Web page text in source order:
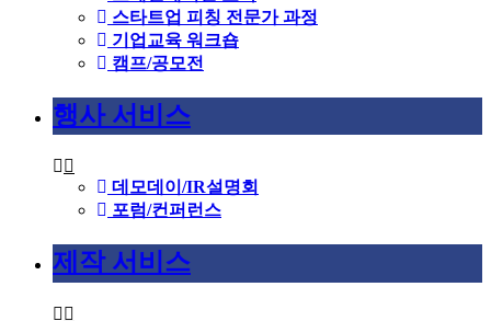
스타트업 피칭 전문가 과정
기업교육 워크숍
캠프/공모전
행사 서비스
데모데이/IR설명회
포럼/컨퍼런스
제작 서비스